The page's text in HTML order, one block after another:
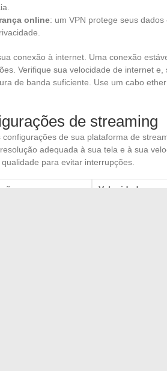
online: um VPN protege seus
conexão à internet. Uma conexão
Verifique sua velocidade de internet
de banda suficiente. Use um cabo
de streaming
configurações de sua plataforma de
adequada à sua tela e à sua
para evitar interrupções.
Velocidade